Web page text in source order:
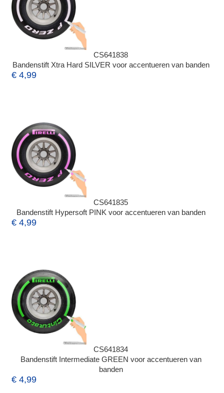
CS641838
Bandenstift Xtra Hard SILVER voor accentueren van banden
€ 4,99
CS641835
Bandenstift Hypersoft PINK voor accentueren van banden
€ 4,99
CS641834
Bandenstift Intermediate GREEN voor accentueren van
banden
€ 4,99